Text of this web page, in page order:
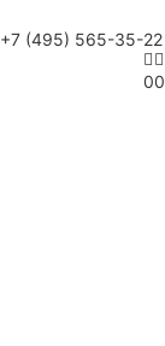
+7 (495) 565-35-22
00